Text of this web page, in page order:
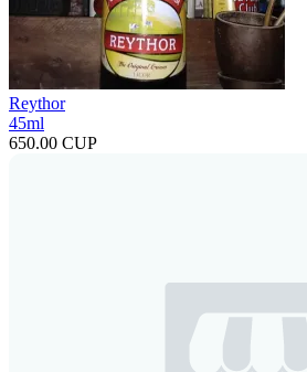
Reythor
45ml
650.00 CUP